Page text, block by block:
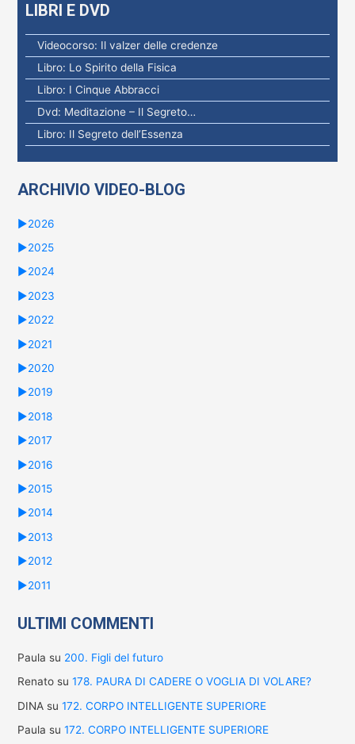
LIBRI E DVD
Videocorso: Il valzer delle credenze
Libro: Lo Spirito della Fisica
Libro: I Cinque Abbracci
Dvd: Meditazione – Il Segreto…
Libro: Il Segreto dell’Essenza
ARCHIVIO VIDEO-BLOG
►2026
►2025
►2024
►2023
►2022
►2021
►2020
►2019
►2018
►2017
►2016
►2015
►2014
►2013
►2012
►2011
ULTIMI COMMENTI
Paula su 200. Figli del futuro
Renatosu 178. PAURA DI CADERE O VOGLIA DI VOLARE?
DINAsu 172. CORPO INTELLIGENTE SUPERIORE
Paula su 172. CORPO INTELLIGENTE SUPERIORE